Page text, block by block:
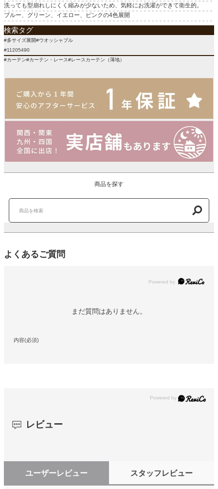
洗っても型崩れしにくく縮みが少ないため、気軽にお洗濯ができて衛生的。
ブルー、グリーン、イエロー、ピンクの4色展開
検索タグ
#多サイズ展開#ウオッシャブル
#11205490
#カーテン#カーテン・レース#レースカーテン（薄地）
商品を探す
よくあるご質問
Powered by
まだ質問はありません。
内容(必須)
レビュー
ユーザーレビュー スタッフレビュー